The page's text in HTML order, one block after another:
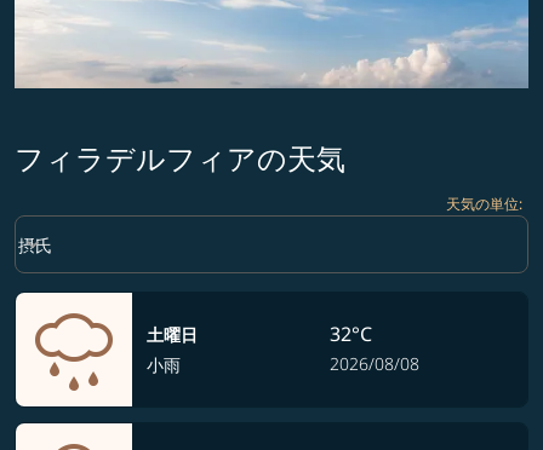
フィラデルフィアの天気
天気の単位:
Weather unit option 摂氏 Selected
摂氏
keyboard_arrow_down
土曜日
小雨
32°C
2026/08/08